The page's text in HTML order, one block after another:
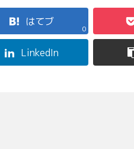
はてブ
0
LinkedIn